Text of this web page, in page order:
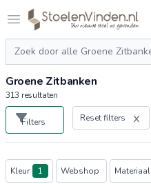
Open menu
Logo stoelenvinden.nl
Zoeken
Groene Zitbanken
313 resultaten
Filters Reset filters
Producten
Kleur 1 Webshop Materiaal